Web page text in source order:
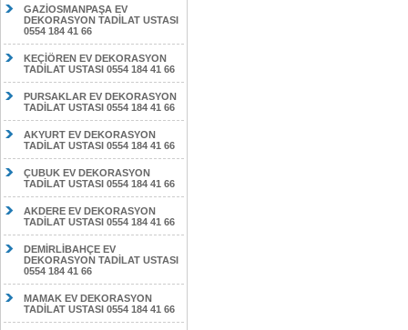
GAZİOSMANPAŞA EV
DEKORASYON TADİLAT USTASI
0554 184 41 66
KEÇİÖREN EV DEKORASYON
TADİLAT USTASI 0554 184 41 66
PURSAKLAR EV DEKORASYON
TADİLAT USTASI 0554 184 41 66
AKYURT EV DEKORASYON
TADİLAT USTASI 0554 184 41 66
ÇUBUK EV DEKORASYON
TADİLAT USTASI 0554 184 41 66
AKDERE EV DEKORASYON
TADİLAT USTASI 0554 184 41 66
DEMİRLİBAHÇE EV
DEKORASYON TADİLAT USTASI
0554 184 41 66
MAMAK EV DEKORASYON
TADİLAT USTASI 0554 184 41 66